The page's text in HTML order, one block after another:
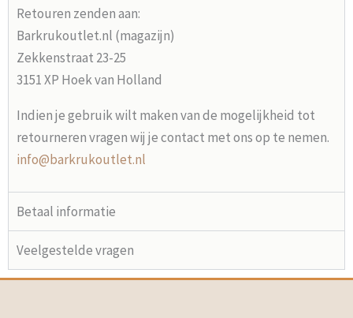
Retouren zenden aan:
Barkrukoutlet.nl (magazijn)
Zekkenstraat 23-25
3151 XP Hoek van Holland
Indien je gebruik wilt maken van de mogelijkheid tot
retourneren vragen wij je contact met ons op te nemen.
info@barkrukoutlet.nl
Betaal informatie
Veelgestelde vragen